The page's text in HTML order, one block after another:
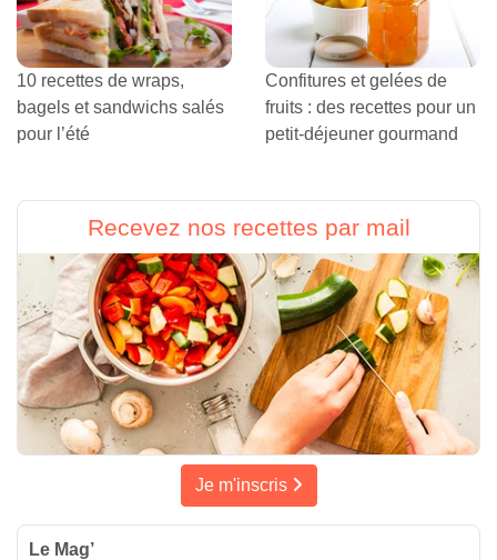
10 recettes de wraps,
bagels et sandwichs salés
pour l’été
Confitures et gelées de
fruits : des recettes pour un
petit-déjeuner gourmand
Recevez nos recettes par mail
Je m'inscris
Le Mag’